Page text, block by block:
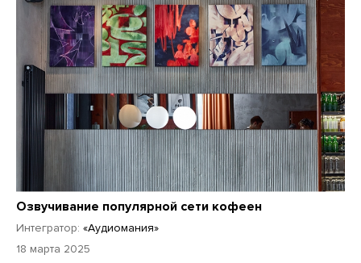
Озвучивание популярной сети кофеен
Интегратор: «Аудиомания»
18 марта 2025